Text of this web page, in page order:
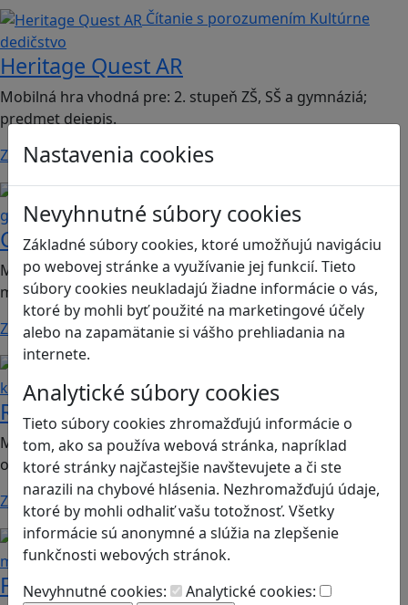
Nastavenia cookies
Nevyhnutné súbory cookies
Základné súbory cookies, ktoré umožňujú navigáciu
po webovej stránke a využívanie jej funkcií. Tieto
súbory cookies neukladajú žiadne informácie o vás,
ktoré by mohli byť použité na marketingové účely
alebo na zapamätanie si vášho prehliadania na
internete.
Analytické súbory cookies
Tieto súbory cookies zhromažďujú informácie o
tom, ako sa používa webová stránka, napríklad
ktoré stránky najčastejšie navštevujete a či ste
narazili na chybové hlásenia. Nezhromažďujú údaje,
ktoré by mohli odhaliť vašu totožnosť. Všetky
informácie sú anonymné a slúžia na zlepšenie
funkčnosti webových stránok.
Nevyhnutné cookies:
Analytické cookies:
Čítanie s porozumením Kultúrne
dedičstvo
Heritage Quest AR
Mobilná hra vhodná pre: 2. stupeň ZŠ, SŠ a gymnáziá;
predmet dejepis.
Zistiť viac
Kritické myslenieMediálna
gramotnosť
Chicken Intelligence Agency
Mobilná hra vhodná pre 2. stupeň ZŠ a SŠ; predmety:
mediálna výchova, informatika
Zistiť viac
Ľudské práva a tolerancia
kooperácia
Romoji
Mobilná hra vhodná pre 2. ročník ZŠ a SŠ; predmety:
občianska náuka, etická výchova.
Zistiť viac
Finančná gramotnosťLogické
myslenie
Finančné príšery